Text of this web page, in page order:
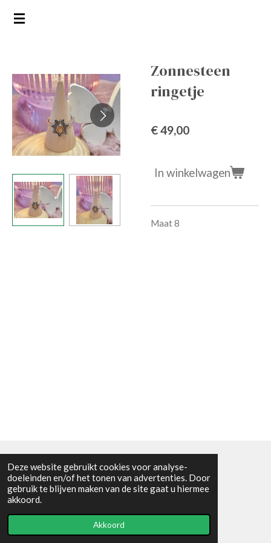
Deze website gebruikt cookies voor analyse-
doeleinden en/of het tonen van advertenties. Door
gebruik te blijven maken van de site gaat u hiermee
akkoord.
Akkoord
Ga
hoofdinhoud
Zonnesteen
ringetje
€ 49,00
In winkelwagen
Maat 8
Algemene voorwaarden
© 2021 - RC en mineralenshop Het vlinderpad